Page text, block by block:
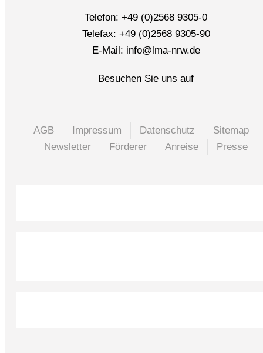
Telefon: +49 (0)2568 9305-0
Telefax: +49 (0)2568 9305-90
E-Mail: info@lma-nrw.de
Besuchen Sie uns auf
AGB Impressum Datenschutz
Sitemap
Newsletter
Förderer Anreise Presse